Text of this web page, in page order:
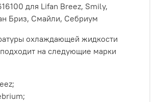
для Lifan Breez, Smily,
Бриз, Смайли, Себриум
охлаждающей жидкости
на следующие марки